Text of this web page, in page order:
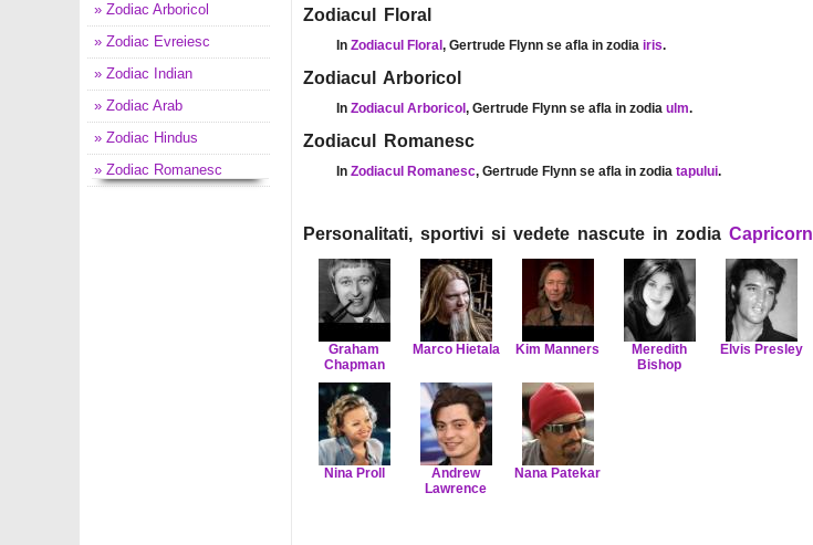
» Zodiac Arboricol
» Zodiac Evreiesc
» Zodiac Indian
» Zodiac Arab
» Zodiac Hindus
» Zodiac Romanesc
Zodiacul Floral
In Zodiacul Floral , Gertrude Flynn se afla in zodia iris.
Zodiacul Arboricol
In Zodiacul Arboricol , Gertrude Flynn se afla in zodia ulm.
Zodiacul Romanesc
In Zodiacul Romanesc, Gertrude Flynn se afla in zodia tapului.
Personalitati, sportivi si vedete nascute in zodia Capricorn
Graham
Chapman
Marco Hietala Kim Manners
Meredith
Bishop
Elvis Presley
Nina Proll
Andrew
Lawrence
Nana Patekar